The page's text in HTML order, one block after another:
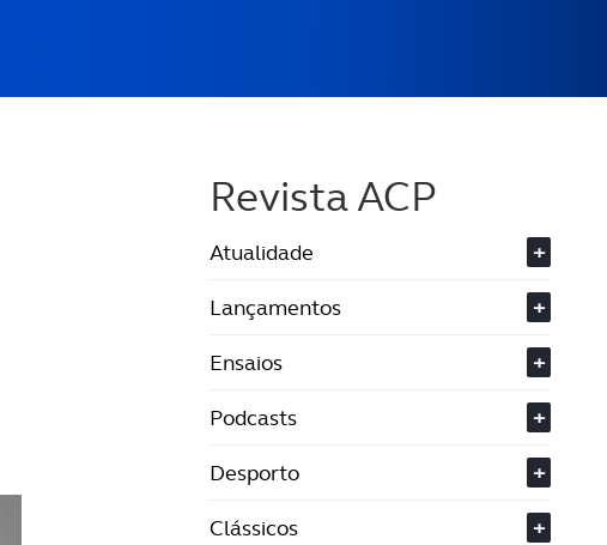
Revista ACP
Atualidade
+
Lançamentos
+
Ensaios
+
Podcasts
+
Desporto
+
Clássicos
+